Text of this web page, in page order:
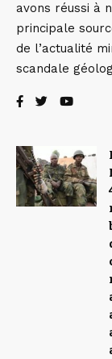
avons réussi à
principale
de l’actualité
scandale